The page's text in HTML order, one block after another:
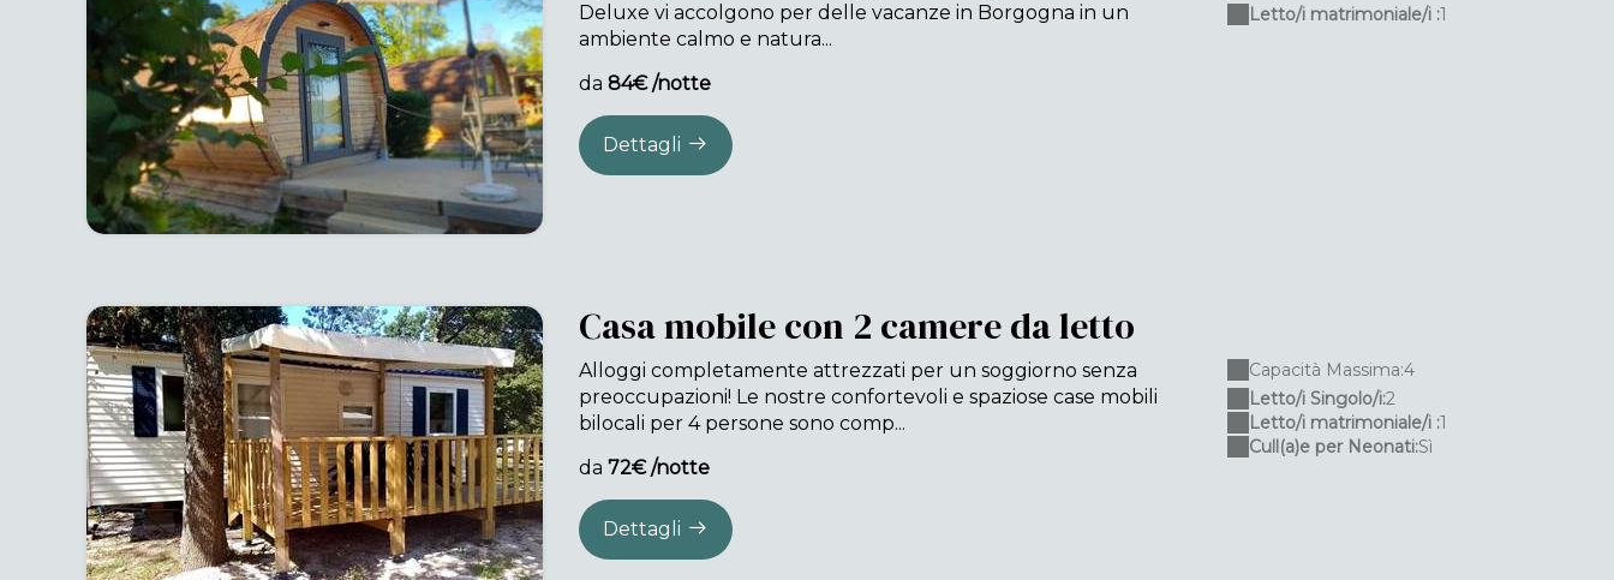
Deluxe vi accolgono per delle vacanze in Borgogna in un
ambiente calmo e natura...
da 84€ /notte
Dettagli
Letto/i matrimoniale/i :1
Casa mobile con 2 camere da letto
Alloggi completamente attrezzati per un soggiorno senza
preoccupazioni! Le nostre confortevoli e spaziose case mobili
bilocali per 4 persone sono comp...
da 72€ /notte
Dettagli
Capacità Massima:4
Letto/i Singolo/i:2
Letto/i matrimoniale/i :1
Cull(a)e per Neonati:Sì